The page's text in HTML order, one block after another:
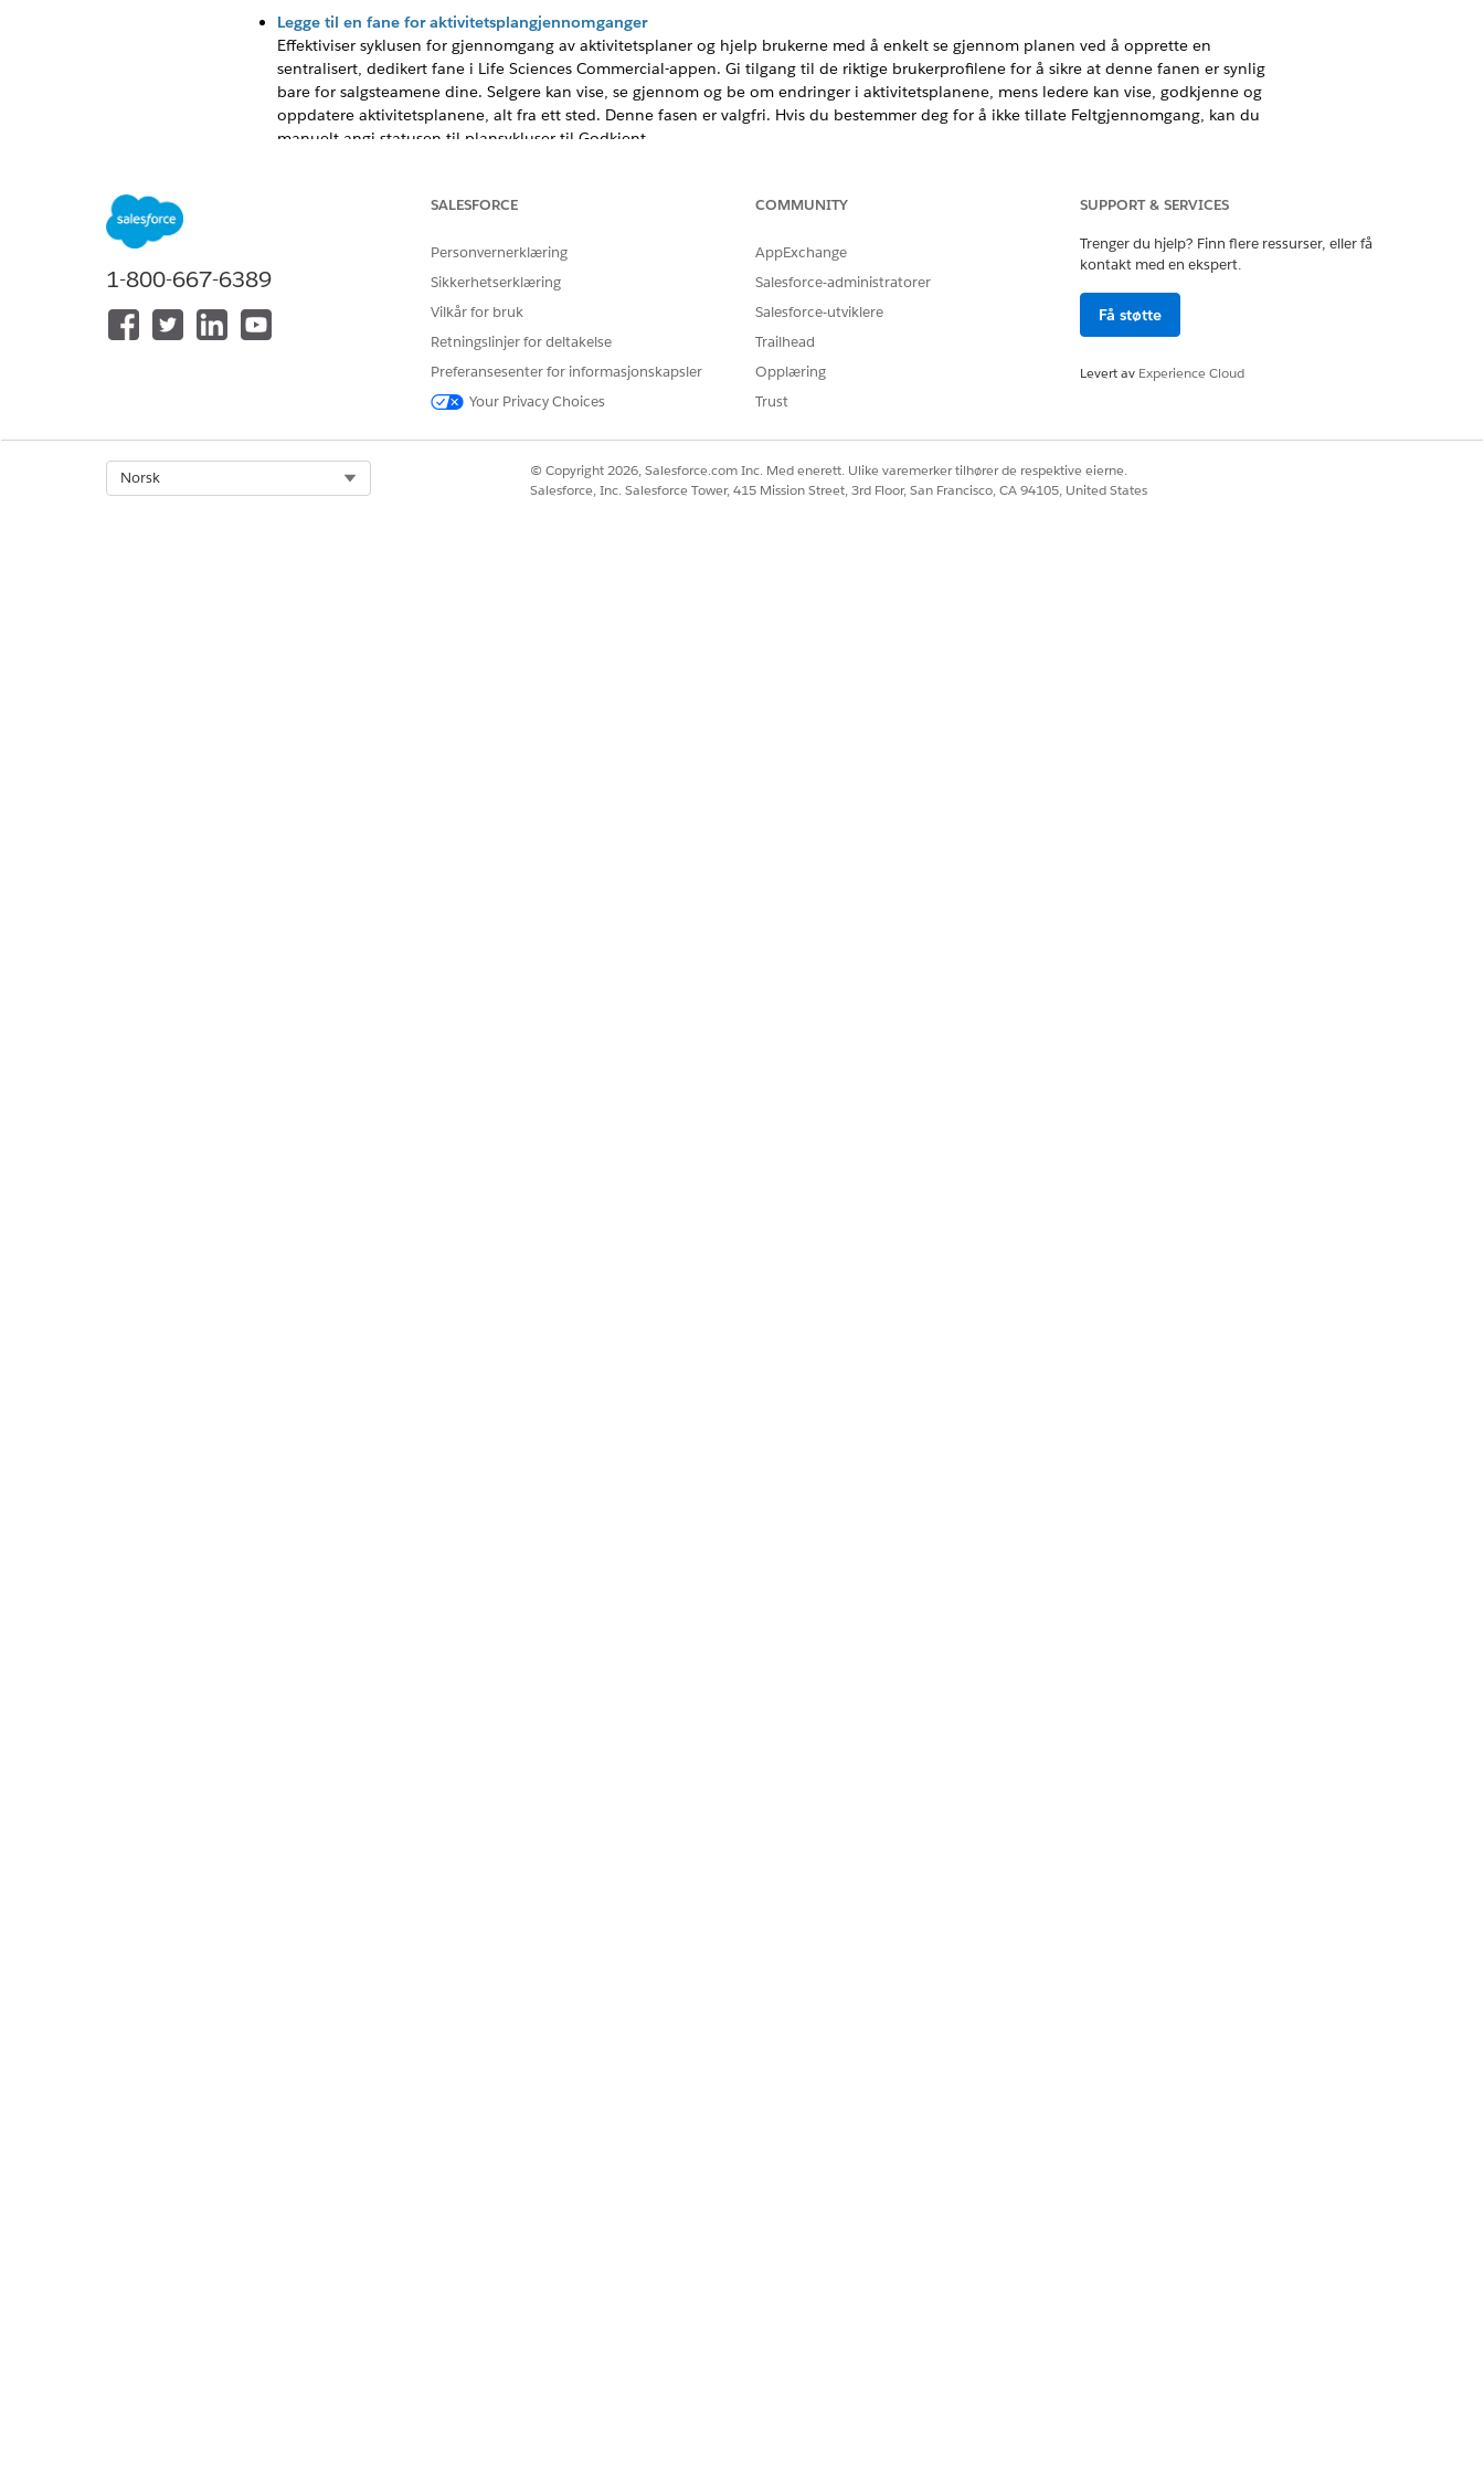
Legge til en fane for aktivitetsplangjennomganger
Effektiviser syklusen for gjennomgang av aktivitetsplaner og hjelp brukerne med å enkelt se gjennom planen ved å opprette en
sentralisert, dedikert fane i Life Sciences Commercial-appen. Gi tilgang til de riktige brukerprofilene for å sikre at denne fanen er synlig
bare for salgsteamene dine. Selgere kan vise, se gjennom og be om endringer i aktivitetsplanene, mens ledere kan vise, godkjenne og
oppdatere aktivitetsplanene, alt fra ett sted. Denne fasen er valgfri. Hvis du bestemmer deg for å ikke tillate Feltgjennomgang, kan du
manuelt angi statusen til plansykluser til Godkjent.
Bygg inn ytelsesmålinger direkte på standard Konto-postside for å gi salgsteam en kontekstuell visning av kontomål og produktspesifikk
Brukere kan også bruke forskjellige filtre for å se de faktiske og potensielle målresultatene.
Hjemmeside for aktivitetsplan
Hjemmesiden for Life Sciences Commercial-appen gir selgere og ledere en datarik oversikt over aktivitetsplanmålene sine. Den
innebygde aktivitetsplankomponenten parer en oppsummering av mål på høyt nivå med en detaljert, produktsidig ytelsesvisning, angitt
som standardopplevelse for å vise strategiske mål. Bruk filtre til å sammenligne faktiske og potensielle målresultater.
HJALP DENNE ARTIKKELEN MED Å LØSE PROBLEMET DITT?
La oss få vite det slik at vi kan forbedre!
1-800-667-6389
SALESFORCE
Personvernerklæring
Sikkerhetserklæring
Vilkår for bruk
Retningslinjer for deltakelse
Preferansesenter for informasjonskapsler
Your Privacy Choices
COMMUNITY
AppExchange
Salesforce-administratorer
Salesforce-utviklere
Trailhead
Opplæring
Trust
SUPPORT & SERVICES
Trenger du hjelp? Finn flere ressurser, eller få
kontakt med en ekspert.
Få støtte
Levert av Experience Cloud
Norsk
© Copyright 2026, Salesforce.com Inc. Med enerett. Ulike varemerker tilhører de respektive eierne.
Salesforce, Inc. Salesforce Tower, 415 Mission Street, 3rd Floor, San Francisco, CA 94105, United States